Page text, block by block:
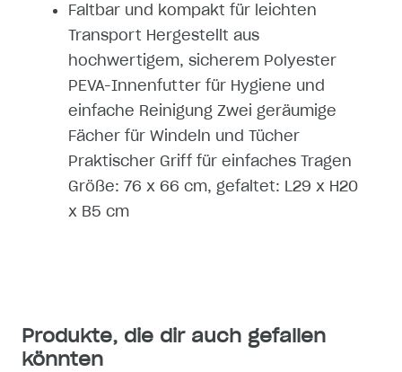
Faltbar und kompakt für leichten
Transport Hergestellt aus
hochwertigem, sicherem Polyester
PEVA-Innenfutter für Hygiene und
einfache Reinigung Zwei geräumige
Fächer für Windeln und Tücher
Praktischer Griff für einfaches Tragen
Größe: 76 x 66 cm, gefaltet: L29 x H20
x B5 cm
Produkte, die dir auch gefallen
könnten